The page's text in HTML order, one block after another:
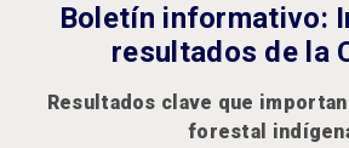
Boletín informativo:
resultados de la
Resultados clave que
forestal